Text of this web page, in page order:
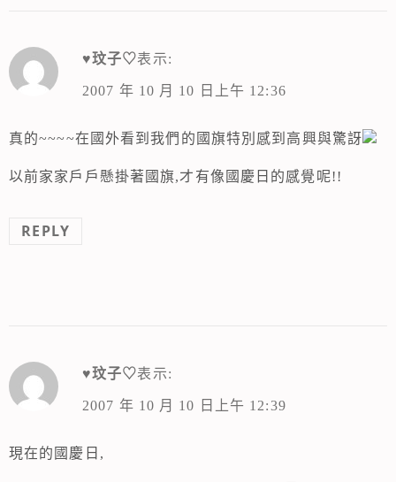
♥玟子♡表示:
2007 年 10 月 10 日上午 12:36
真的~~~~在國外看到我們的國旗特別感到高興與驚訝
以前家家戶戶懸掛著國旗,才有像國慶日的感覺呢!!
REPLY
♥玟子♡表示:
2007 年 10 月 10 日上午 12:39
現在的國慶日,